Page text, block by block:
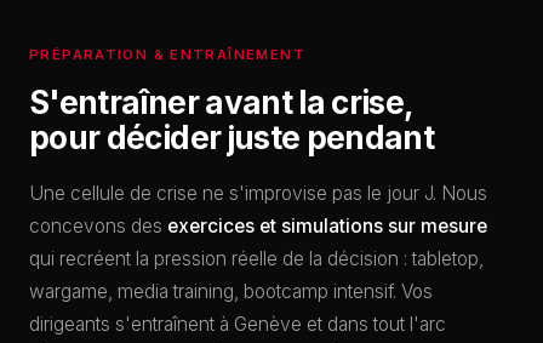
PRÉPARATION & ENTRAÎNEMENT
S'entraîner avant la crise,
pour décider juste pendant
Une cellule de crise ne s'improvise pas le jour J. Nous
concevons des exercices et simulations sur mesure
qui recréent la pression réelle de la décision : tabletop,
wargame, media training, bootcamp intensif. Vos
dirigeants s'entraînent à Genève et dans tout l'arc